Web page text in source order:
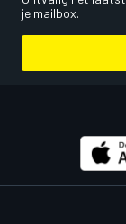
je mailbox.